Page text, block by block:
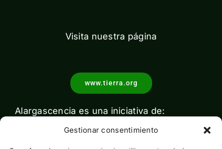
Gestionar consentimiento
Visita nuestra página
www.tierra.org
Alargascencia es una iniciativa de: